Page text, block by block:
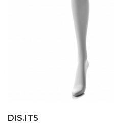
DIS.IT5